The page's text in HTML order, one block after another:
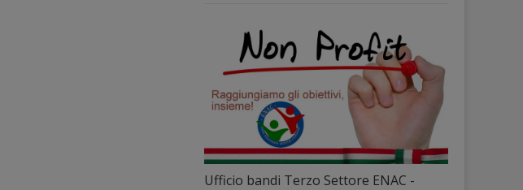
Ufficio bandi Terzo Settore ENAC -